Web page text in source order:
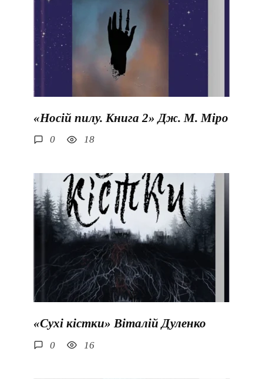
«Носій пилу. Книга 2» Дж. М. Міро
0 18
«Сухі кістки» Віталій Дуленко
0 16